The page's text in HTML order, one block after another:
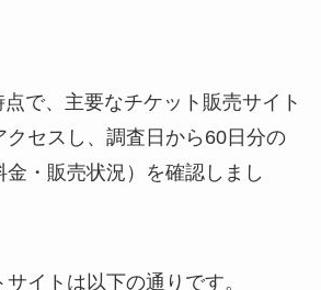
で、主要なチケット販売サイト
クセスし、調査日から60日分の
・販売状況）を確認しまし
イトは以下の通りです。